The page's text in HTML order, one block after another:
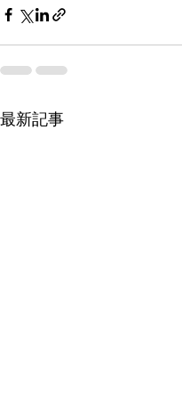
最新記事